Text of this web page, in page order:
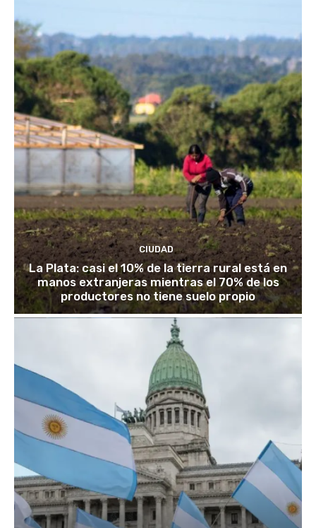
CIUDAD
La Plata: casi el 10% de la tierra rural está en
manos extranjeras mientras el 70% de los
productores no tiene suelo propio